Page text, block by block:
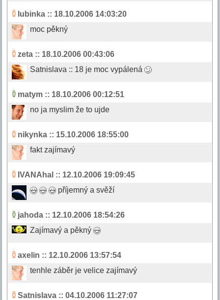
lubinka :: 18.10.2006 14:03:20
moc pěkný
zeta :: 18.10.2006 00:43:06
Satnislava :: 18 je moc vypálená
matym :: 18.10.2006 00:12:51
no ja myslim že to ujde
nikynka :: 15.10.2006 18:55:00
fakt zajímavý
IVANAhal :: 12.10.2006 19:09:45
příjemný a svěží
jahoda :: 12.10.2006 18:54:26
Zajímavý a pěkný
axelin :: 12.10.2006 13:57:54
tenhle záběr je velice zajímavý
Satnislava :: 04.10.2006 11:27:07